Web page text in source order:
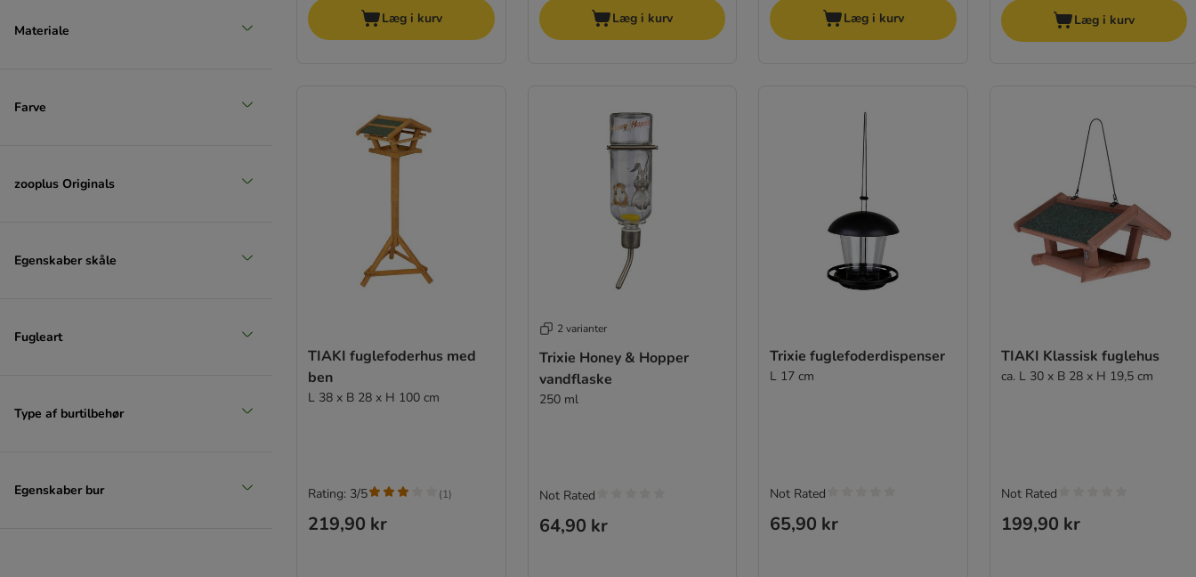
Materiale
Farve
zooplus Originals
Egenskaber skåle
Fugleart
Type af burtilbehør
Egenskaber bur
Læg i kurv Læg i kurv Læg i kurv Læg i kurv
TIAKI fuglefoderhus med
ben
L 38 x B 28 x H 100 cm
219,90 kr
Rating: 3/5 (1)
2 varianter
Trixie Honey & Hopper
vandflaske
250 ml
64,90 kr
Not Rated
Trixie fuglefoderdispenser
L 17 cm
65,90 kr
Not Rated
TIAKI Klassisk fuglehus
ca. L 30 x B 28 x H 19,5 cm
199,90 kr
Not Rated